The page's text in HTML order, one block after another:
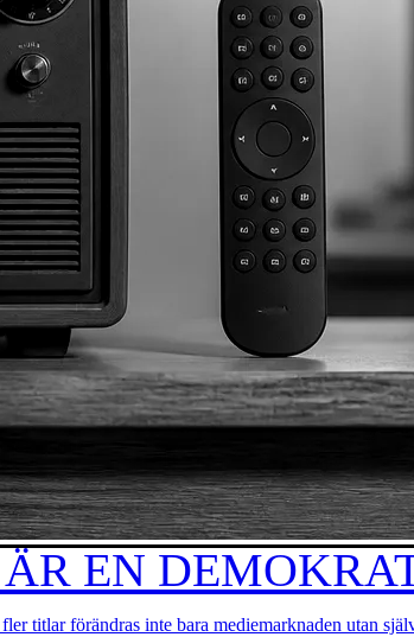
EN
titlar förändras inte bara mediemarknaden utan